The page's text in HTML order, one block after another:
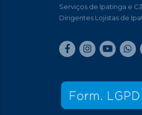
Serviços de Ipatinga e
Dirigentes Lojistas de